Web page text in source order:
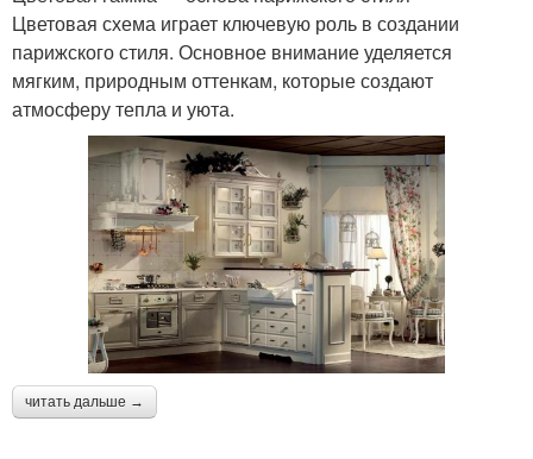
Цветовая схема играет ключевую роль в создании
парижского стиля. Основное внимание уделяется
мягким, природным оттенкам, которые создают
атмосферу тепла и уюта.
читать дальше →